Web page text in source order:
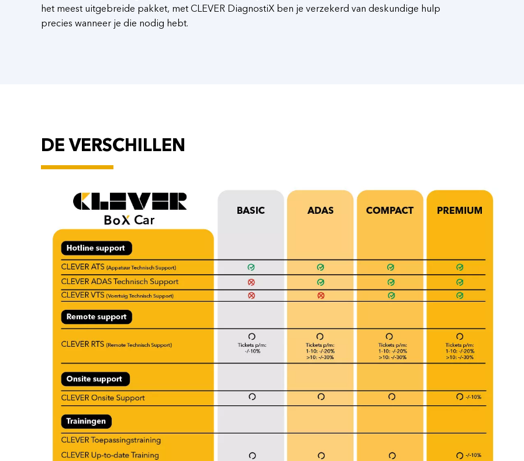
het meest uitgebreide pakket, met CLEVER DiagnostiX ben je verzekerd van deskundige hulp
precies wanneer je die nodig hebt.
DE VERSCHILLEN